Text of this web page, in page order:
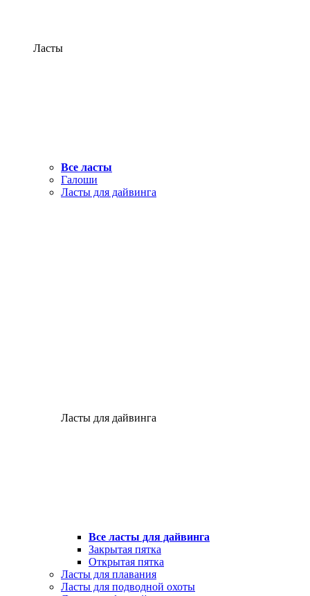
Ласты
Все ласты
Галоши
Ласты для дайвинга
Ласты для дайвинга
Все ласты для дайвинга
Закрытая пятка
Открытая пятка
Ласты для плавания
Ласты для подводной охоты